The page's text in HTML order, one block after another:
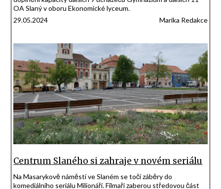
OA Slaný v oboru Ekonomické lyceum.
29.05.2024
Marika Redakce
Centrum Slaného si zahraje v novém seriálu
Na Masarykově náměstí ve Slaném se točí záběry do
komediálního seriálu Milionáři. Filmaři zaberou středovou část